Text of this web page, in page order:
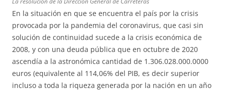
En la situación en que se encuentra el país por la crisis
provocada por la pandemia del coronavirus, que casi sin
solución de continuidad sucede a la crisis económica de
2008, y con una deuda pública que en octubre de 2020
ascendía a la astronómica cantidad de 1.306.028.000.0000
euros (equivalente al 114,06% del PIB, es decir superior
incluso a toda la riqueza generada por la nación en un año